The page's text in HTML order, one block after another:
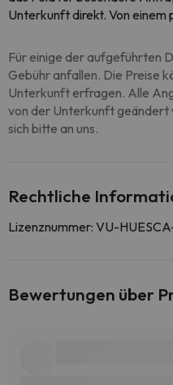
Unterkunft direkt. Von
Für einige der aufgeführten
Gebühr anfallen. Die Preise
Unterkunft erfragen. Alle
von der Unterkunft geändert
sich bitte an uns.
Rechtliche
Lizenznummer: VU-
Bewertungen über